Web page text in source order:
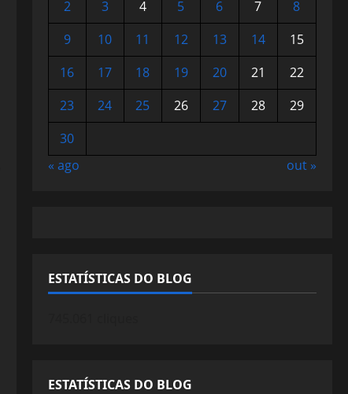
2
3 4 5 6 7
8
9
10 11 12 13 14
15
16
17 18 19 20 21
22
23
24 25 26 27 28
29
30
« ago
out »
ESTATÍSTICAS DO BLOG
ESTATÍSTICAS DO BLOG